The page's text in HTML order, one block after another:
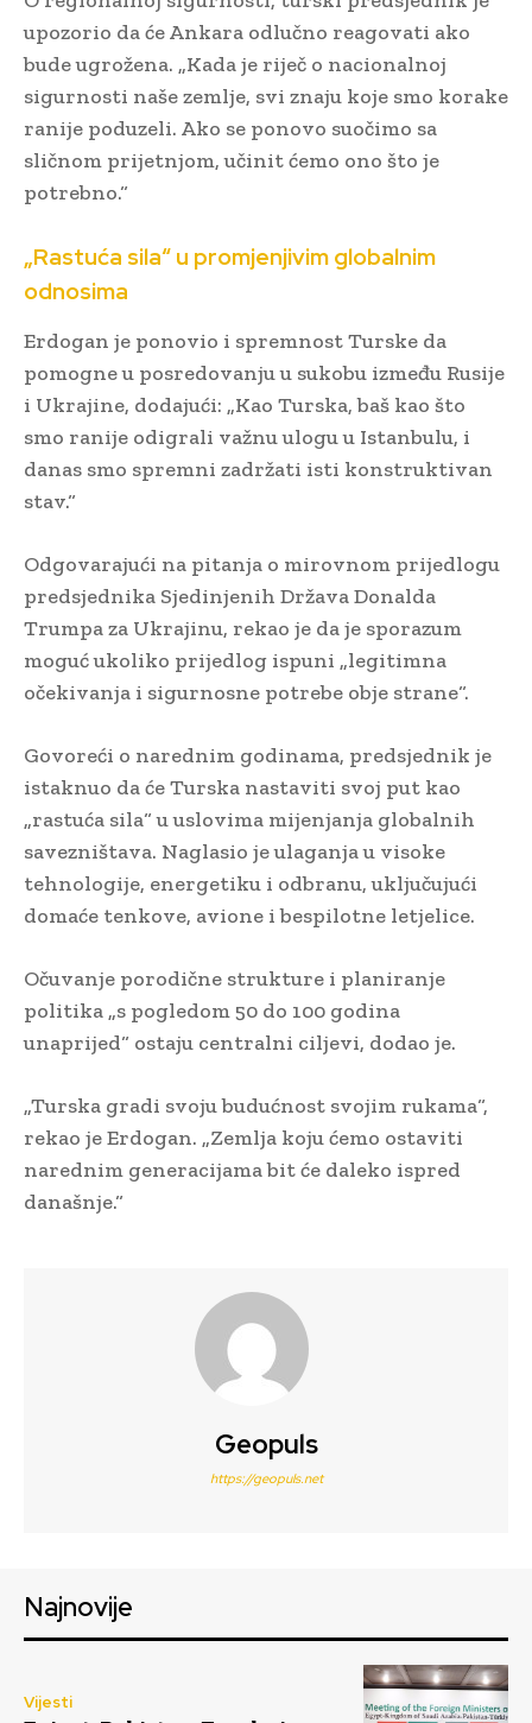
upozorio da će Ankara odlučno reagovati ako
bude ugrožena. „Kada je riječ o nacionalnoj
sigurnosti naše zemlje, svi znaju koje smo korake
ranije poduzeli. Ako se ponovo suočimo sa
sličnom prijetnjom, učinit ćemo ono što je
potrebno.“
„Rastuća sila“ u promjenjivim globalnim
odnosima
Erdogan je ponovio i spremnost Turske da
pomogne u posredovanju u sukobu između Rusije
i Ukrajine, dodajući: „Kao Turska, baš kao što
smo ranije odigrali važnu ulogu u Istanbulu, i
danas smo spremni zadržati isti konstruktivan
stav.“
Odgovarajući na pitanja o mirovnom prijedlogu
predsjednika Sjedinjenih Država Donalda
Trumpa za Ukrajinu, rekao je da je sporazum
moguć ukoliko prijedlog ispuni „legitimna
očekivanja i sigurnosne potrebe obje strane“.
Govoreći o narednim godinama, predsjednik je
istaknuo da će Turska nastaviti svoj put kao
„rastuća sila“ u uslovima mijenjanja globalnih
savezništava. Naglasio je ulaganja u visoke
tehnologije, energetiku i odbranu, uključujući
domaće tenkove, avione i bespilotne letjelice.
Očuvanje porodične strukture i planiranje
politika „s pogledom 50 do 100 godina
unaprijed“ ostaju centralni ciljevi, dodao je.
„Turska gradi svoju budućnost svojim rukama“,
rekao je Erdogan. „Zemlja koju ćemo ostaviti
narednim generacijama bit će daleko ispred
današnje.“
Geopuls
https://geopuls.net
Najnovije
Vijesti